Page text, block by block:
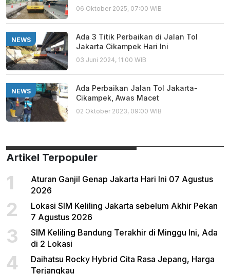
06 Oktober 2025, 07:00 WIB
NEWS
Ada 3 Titik Perbaikan di Jalan Tol
Jakarta Cikampek Hari Ini
03 Juni 2024, 11:00 WIB
NEWS
Ada Perbaikan Jalan Tol Jakarta-
Cikampek, Awas Macet
02 Oktober 2023, 09:00 WIB
Artikel Terpopuler
1
Aturan Ganjil Genap Jakarta Hari Ini 07 Agustus
2026
2
Lokasi SIM Keliling Jakarta sebelum Akhir Pekan
7 Agustus 2026
3
SIM Keliling Bandung Terakhir di Minggu Ini, Ada
di 2 Lokasi
4
Daihatsu Rocky Hybrid Cita Rasa Jepang, Harga
Terjangkau